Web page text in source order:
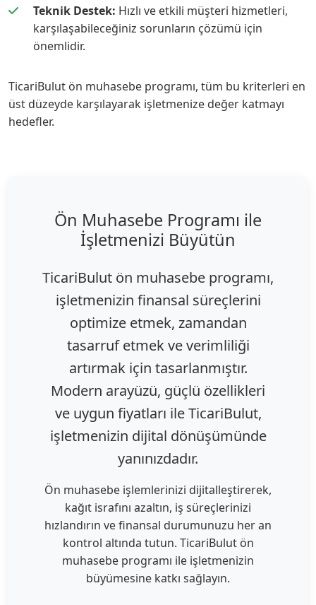
Teknik Destek: Hızlı ve etkili müşteri hizmetleri,
karşılaşabileceğiniz sorunların çözümü için
önemlidir.
TicariBulut ön muhasebe programı, tüm bu kriterleri en
üst düzeyde karşılayarak işletmenize değer katmayı
hedefler.
Ön Muhasebe Programı ile
İşletmenizi Büyütün
TicariBulut ön muhasebe programı,
işletmenizin finansal süreçlerini
optimize etmek, zamandan
tasarruf etmek ve verimliliği
artırmak için tasarlanmıştır.
Modern arayüzü, güçlü özellikleri
ve uygun fiyatları ile TicariBulut,
işletmenizin dijital dönüşümünde
yanınızdadır.
Ön muhasebe işlemlerinizi dijitalleştirerek,
kağıt israfını azaltın, iş süreçlerinizi
hızlandırın ve finansal durumunuzu her an
kontrol altında tutun. TicariBulut ön
muhasebe programı ile işletmenizin
büyümesine katkı sağlayın.